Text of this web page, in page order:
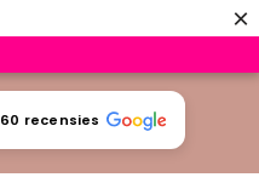
×
60 recensies